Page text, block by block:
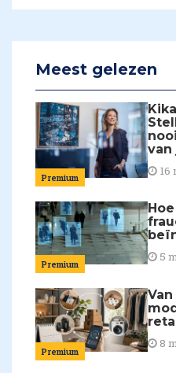
Meest gelezen
Premium 16
Premium
5
Premium
8